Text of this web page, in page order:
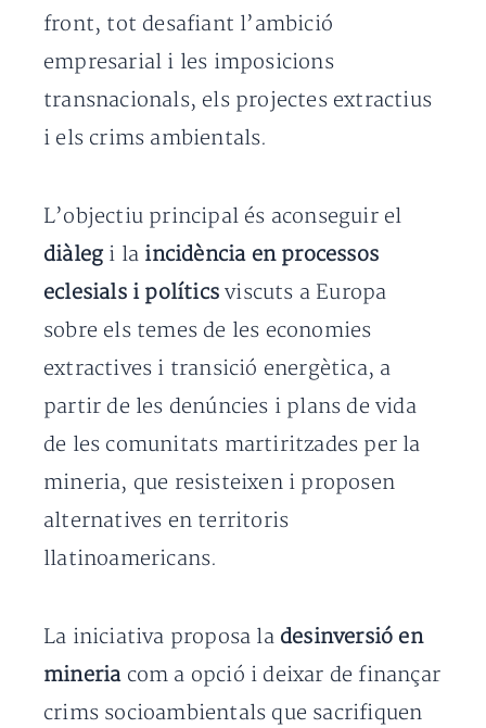
front, tot desafiant l’ambició
empresarial i les imposicions
transnacionals, els projectes extractius
i els crims ambientals.
L’objectiu principal és aconseguir el
diàleg i la incidència en processos
eclesials i políticsviscuts a Europa
sobre els temes de les economies
extractives i transició energètica, a
partir de les denúncies i plans de vida
de les comunitats martiritzades per la
mineria, que resisteixen i proposen
alternatives en territoris
llatinoamericans.
La iniciativa proposa la desinversió en
mineria com a opció i deixar de finançar
crims socioambientals que sacrifiquen